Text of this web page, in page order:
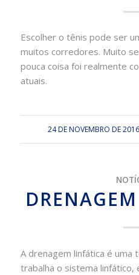
Escolher o tênis pode ser
muitos corredores. Muito
pouca coisa foi realmente
atuais.
24 DE NOVEMBRO DE 2016
A drenagem linfática é uma
trabalha o sistema linfático,